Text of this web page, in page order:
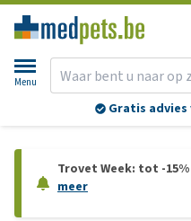
Menu
Gratis advies
Trovet Week: tot -
meer